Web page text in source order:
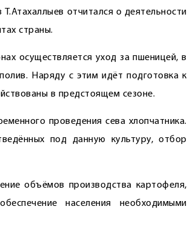
отчитался о деятельности
страны.
осуществляется уход за пшеницей, в
Наряду с этим идёт подготовка к
в предстоящем сезоне.
проведения сева хлопчатника.
под данную культуру, отбор
объёмов производства картофеля,
населения необходимыми